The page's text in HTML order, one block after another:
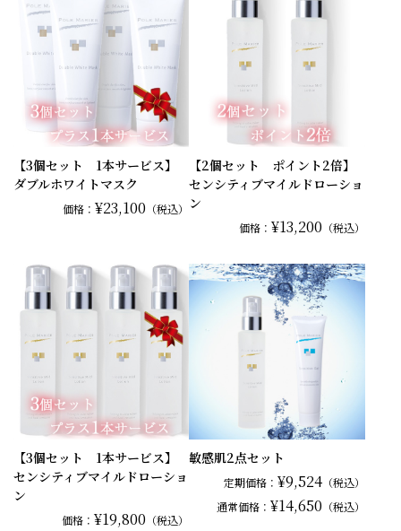
【3個セット 1本サービス】
ダブルホワイトマスク
価格：¥23,100 （税込）
【2個セット ポイント2倍】
センシティブマイルドローショ
ン
価格： ¥13,200 （税込）
【3個セット 1本サービス】
センシティブマイルドローショ
ン
価格：¥19,800 （税込）
敏感肌2点セット
定期価格： ¥9,524（税込）
通常価格： ¥14,650 （税込）